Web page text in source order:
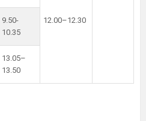
12.00–12.30
9.50-
10.35
13.05–
13.50